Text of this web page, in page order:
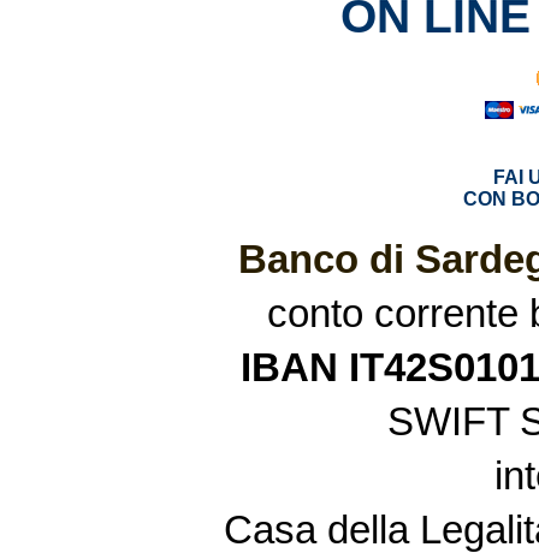
ON
FAI
CON
Banco di
conto corrente
IBAN
SWIFT
Casa della